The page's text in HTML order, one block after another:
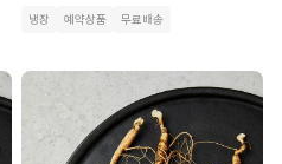
냉장 예약상품 무료배송